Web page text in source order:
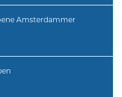
Amsterdammer